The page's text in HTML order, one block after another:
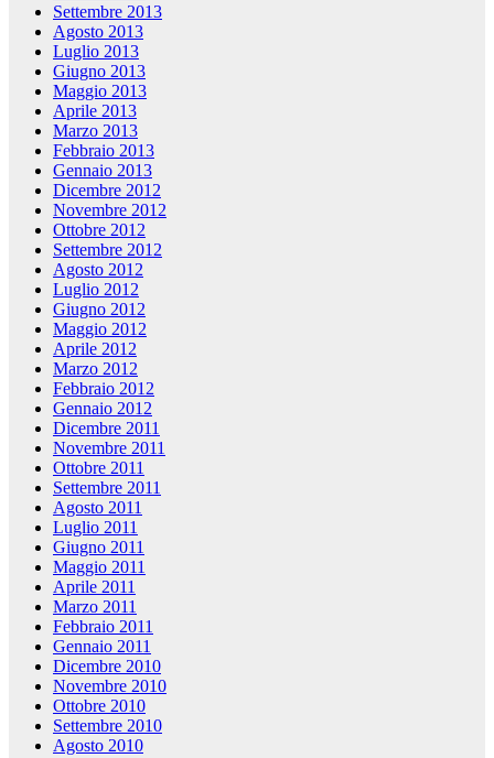
Settembre 2013
Agosto 2013
Luglio 2013
Giugno 2013
Maggio 2013
Aprile 2013
Marzo 2013
Febbraio 2013
Gennaio 2013
Dicembre 2012
Novembre 2012
Ottobre 2012
Settembre 2012
Agosto 2012
Luglio 2012
Giugno 2012
Maggio 2012
Aprile 2012
Marzo 2012
Febbraio 2012
Gennaio 2012
Dicembre 2011
Novembre 2011
Ottobre 2011
Settembre 2011
Agosto 2011
Luglio 2011
Giugno 2011
Maggio 2011
Aprile 2011
Marzo 2011
Febbraio 2011
Gennaio 2011
Dicembre 2010
Novembre 2010
Ottobre 2010
Settembre 2010
Agosto 2010